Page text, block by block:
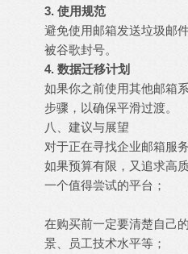
3. 使用规范
避免使用邮箱发送垃圾邮
被谷歌封号。
4. 数据迁移计划
如果你之前使用其他邮箱
步骤，以确保平滑过渡。
八、建议与展望
对于正在寻找企业邮箱服
如果预算有限，又追求高
一个值得尝试的平台；
在购买前一定要清楚自己
景、员工技术水平等；